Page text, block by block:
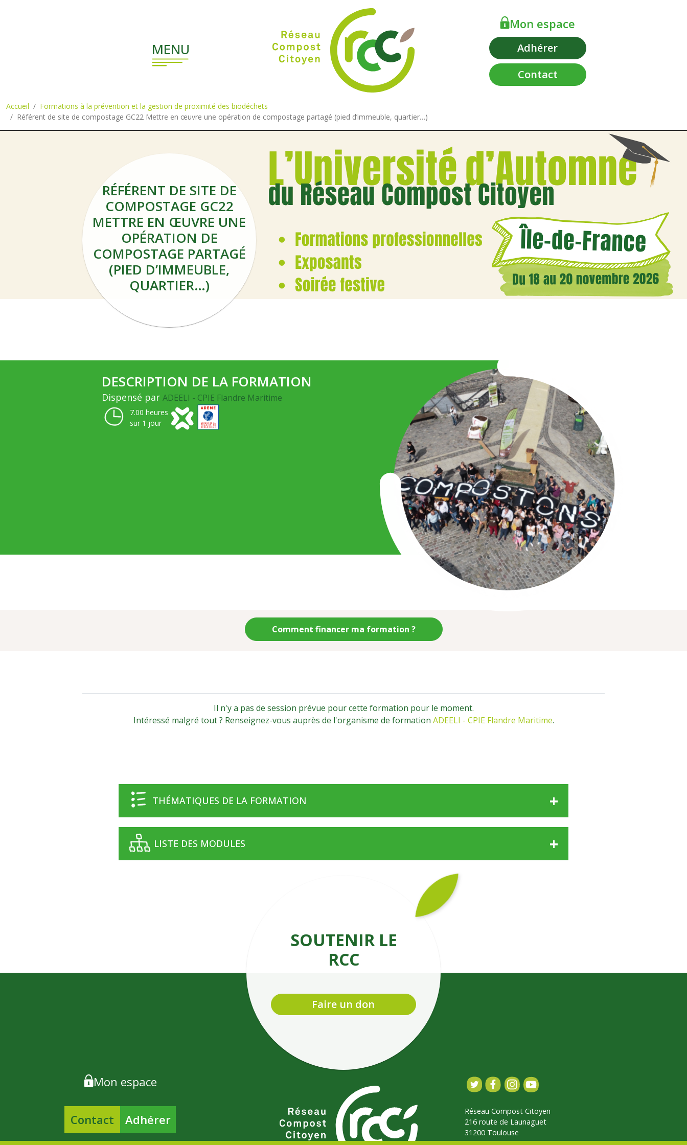
MENU
Contact
Adhérer
Mon espace
Accueil
Formations à la prévention et la gestion de proximité des biodéchets
Référent de site de compostage GC22 Mettre en œuvre une opération de compostage partagé (pied d’immeuble, quartier…)
RÉFÉRENT DE SITE DE
COMPOSTAGE GC22
METTRE EN ŒUVRE UNE
OPÉRATION DE
COMPOSTAGE PARTAGÉ
(PIED D’IMMEUBLE,
QUARTIER…)
DESCRIPTION DE LA FORMATION
Dispensé par ADEELI - CPIE Flandre Maritime
7.00 heures
sur 1 jour
Illustration
Comment financer ma formation ?
Il n'y a pas de session prévue pour cette formation pour le moment.
Intéressé malgré tout ? Renseignez-vous auprès de l'organisme de formation ADEELI - CPIE Flandre Maritime.
THÉMATIQUES DE LA FORMATION
LISTE DES MODULES
SOUTENIR LE
RCC
Faire un don
Réseau Compost Citoyen
216 route de Launaguet
31200 Toulouse
Contact Adhérer
Mon espace